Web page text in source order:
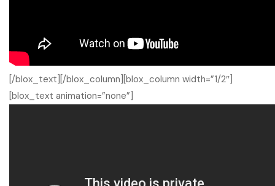
[/blox_text][/blox_column][blox_column width=”1/2″]
[blox_text animation=”none”]